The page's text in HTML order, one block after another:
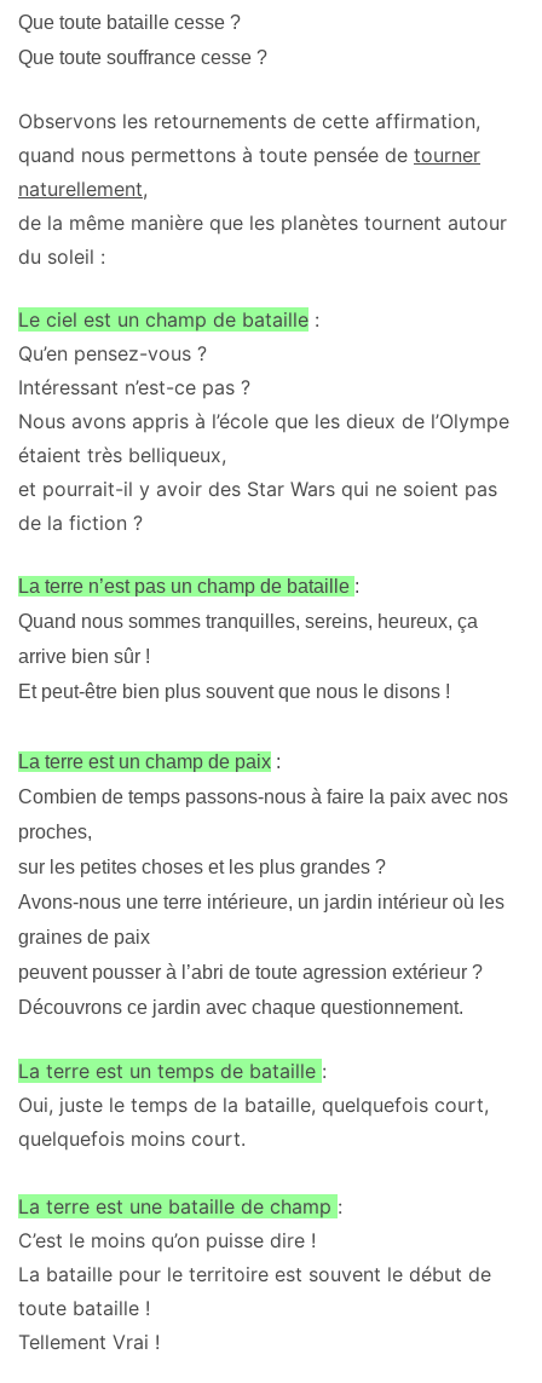
Que toute bataille cesse ?
Que toute souffrance cesse ?
Observons les retournements de cette affirmation,
quand nous permettons à toute pensée de tourner
naturellement,
de la même manière que les planètes tournent autour
du soleil :
Le ciel est un champ de bataille :
Qu’en pensez-vous ?
Intéressant n’est-ce pas ?
Nous avons appris à l’école que les dieux de l’Olympe
étaient très belliqueux,
et pourrait-il y avoir des Star Wars qui ne soient pas
de la fiction ?
La terre n’est pas un champ de bataille :
Quand nous sommes tranquilles, sereins, heureux, ça
arrive bien sûr !
Et peut-être bien plus souvent que nous le disons !
La terre est un champ de paix :
Combien de temps passons-nous à faire la paix avec nos
proches,
sur les petites choses et les plus grandes ?
Avons-nous une terre intérieure, un jardin intérieur où les
graines de paix
peuvent pousser à l’abri de toute agression extérieur ?
Découvrons ce jardin avec chaque questionnement.
La terre est un temps de bataille :
Oui, juste le temps de la bataille, quelquefois court,
quelquefois moins court.
La terre est une bataille de champ :
C’est le moins qu’on puisse dire !
La bataille pour le territoire est souvent le début de
toute bataille !
Tellement Vrai !